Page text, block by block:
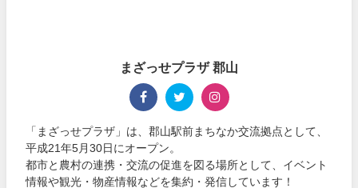
まざっせプラザ 郡山
「まざっせプラザ」は、郡山駅前まちなか交流拠点として、
平成21年5月30日にオープン。
都市と農村の連携・交流の促進を図る場所として、イベント
情報や観光・物産情報などを集約・発信しています！